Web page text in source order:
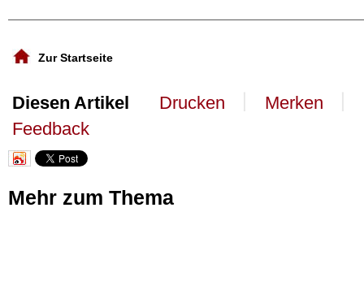
Zur Startseite
Diesen Artikel Drucken Merken
Feedback
Mehr zum Thema